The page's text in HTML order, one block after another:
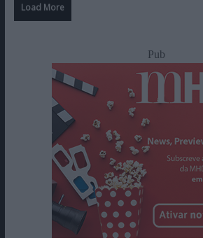
Load More
Pub